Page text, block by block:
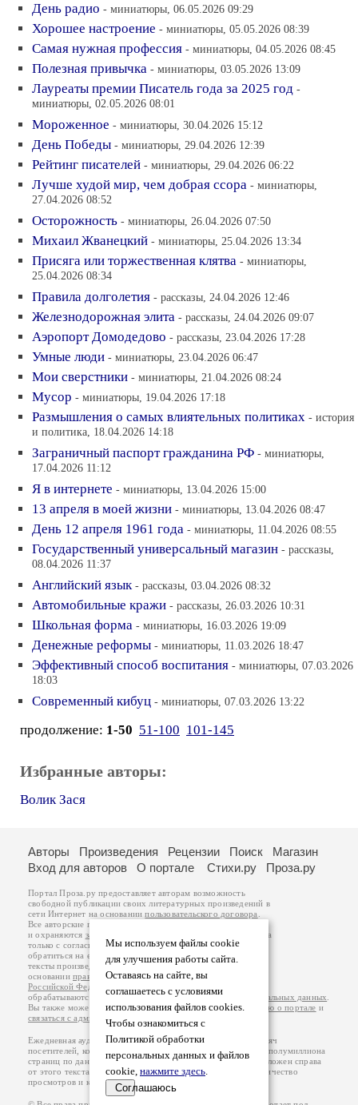
День радио - миниатюры, 06.05.2026 09:29
Хорошее настроение - миниатюры, 05.05.2026 08:39
Самая нужная профессия - миниатюры, 04.05.2026 08:45
Полезная привычка - миниатюры, 03.05.2026 13:09
Лауреаты премии Писатель года за 2025 год -
миниатюры, 02.05.2026 08:01
Мороженное - миниатюры, 30.04.2026 15:12
День Победы - миниатюры, 29.04.2026 12:39
Рейтинг писателей - миниатюры, 29.04.2026 06:22
Лучше худой мир, чем добрая ссора - миниатюры,
27.04.2026 08:52
Осторожность - миниатюры, 26.04.2026 07:50
Михаил Жванецкий - миниатюры, 25.04.2026 13:34
Присяга или торжественная клятва - миниатюры,
25.04.2026 08:34
Правила долголетия - рассказы, 24.04.2026 12:46
Железнодорожная элита - рассказы, 24.04.2026 09:07
Аэропорт Домодедово - рассказы, 23.04.2026 17:28
Умные люди - миниатюры, 23.04.2026 06:47
Мои сверстники - миниатюры, 21.04.2026 08:24
Мусор - миниатюры, 19.04.2026 17:18
Размышления о самых влиятельных политиках - история
и политика, 18.04.2026 14:18
Заграничный паспорт гражданина РФ - миниатюры,
17.04.2026 11:12
Я в интернете - миниатюры, 13.04.2026 15:00
13 апреля в моей жизни - миниатюры, 13.04.2026 08:47
День 12 апреля 1961 года - миниатюры, 11.04.2026 08:55
Государственный универсальный магазин - рассказы,
08.04.2026 11:37
Английский язык - рассказы, 03.04.2026 08:32
Автомобильные кражи - рассказы, 26.03.2026 10:31
Школьная форма - миниатюры, 16.03.2026 19:09
Денежные реформы - миниатюры, 11.03.2026 18:47
Эффективный способ воспитания - миниатюры, 07.03.2026
18:03
Современный кибуц - миниатюры, 07.03.2026 13:22
продолжение: 1-50 51-100 101-145
Избранные авторы:
Волик Зася
Мы используем файлы cookie
для улучшения работы сайта.
Оставаясь на сайте, вы
соглашаетесь с условиями
использования файлов cookies.
Чтобы ознакомиться с
Политикой обработки
персональных данных и файлов
cookie, нажмите здесь.
Соглашаюсь
Авторы Произведения Рецензии Поиск
Магазин
Вход для авторов
О портале Стихи.ру Проза.ру
Портал Проза.ру предоставляет авторам возможность
свободной публикации своих литературных произведений в
сети Интернет на основаниипользовательского договора
Все авторские права на произведения принадлежат авторам
и охраняются законом
. Перепечатка произведений возможна
только с согласия его автора, к которому вы можете
обратиться на его авторской странице. Ответственность за
тексты произведений авторы несут самостоятельно на
основанииправил публикацииизаконодательства
Российской Федерации
обрабатываются на основанииПолитики обработки персональных данных
Вы также можете посмотреть более подробнуюинформацию о портале и
связаться с администрацией
Ежедневная аудитория портала Проза.ру – порядка 100 тысяч
посетителей, которые в общей сумме просматривают более полумиллиона
страниц по данным счетчика посещаемости, который расположен справа
от этого текста. В каждой графе указано по две цифры: количество
просмотров и количество посетителей.